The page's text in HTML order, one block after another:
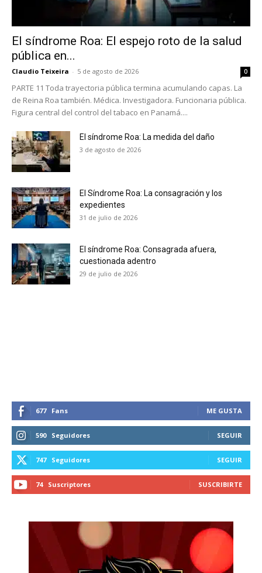
No te pierdas de las
últimas noticias
tobacco harm reduction in your email.
El síndrome Roa: El espejo roto de la salud
pública en...
Claudio Teixeira - 5 de agosto de 2026 0
PARTE 11 Toda trayectoria pública termina acumulando capas. La
de Reina Roa también. Médica. Investigadora. Funcionaria pública.
Figura central del control del tabaco en Panamá....
El síndrome Roa: La medida del daño
3 de agosto de 2026
El Síndrome Roa: La consagración y los
expedientes
31 de julio de 2026
El síndrome Roa: Consagrada afuera,
cuestionada adentro
29 de julio de 2026
677 Fans ME GUSTA
590 Seguidores SEGUIR
747 Seguidores SEGUIR
74 Suscriptores SUSCRIBIRTE